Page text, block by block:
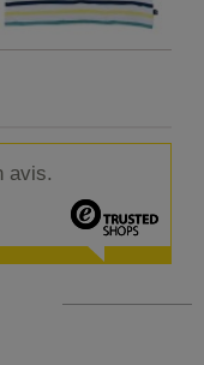
avis.